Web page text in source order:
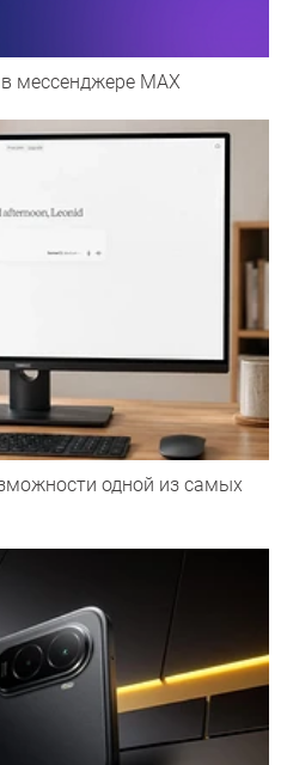
мессенджере МАХ
одной из самых